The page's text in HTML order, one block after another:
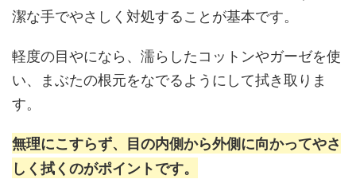
潔な手でやさしく対処することが基本です。
軽度の目やになら、濡らしたコットンやガーゼを使
い、まぶたの根元をなでるようにして拭き取りま
す。
無理にこすらず、目の内側から外側に向かってやさ
しく拭くのがポイントです。